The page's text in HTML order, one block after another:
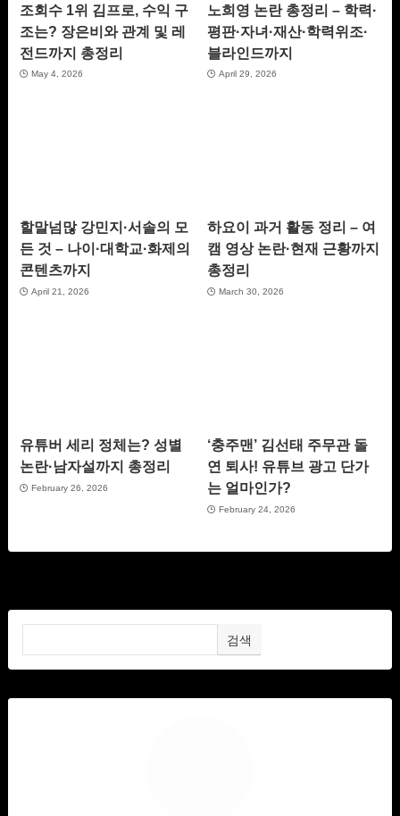
조회수 1위 김프로, 수익 구
조는? 장은비와 관계 및 레
전드까지 총정리
May 4, 2026
노희영 논란 총정리 – 학력·
평판·자녀·재산·학력위조·
블라인드까지
April 29, 2026
할말넘많 강민지·서솔의 모
든 것 – 나이·대학교·화제의
콘텐츠까지
April 21, 2026
하요이 과거 활동 정리 – 여
캠 영상 논란·현재 근황까지
총정리
March 30, 2026
유튜버 세리 정체는? 성별
논란·남자설까지 총정리
February 26, 2026
‘충주맨’ 김선태 주무관 돌
연 퇴사! 유튜브 광고 단가
는 얼마인가?
February 24, 2026
검색